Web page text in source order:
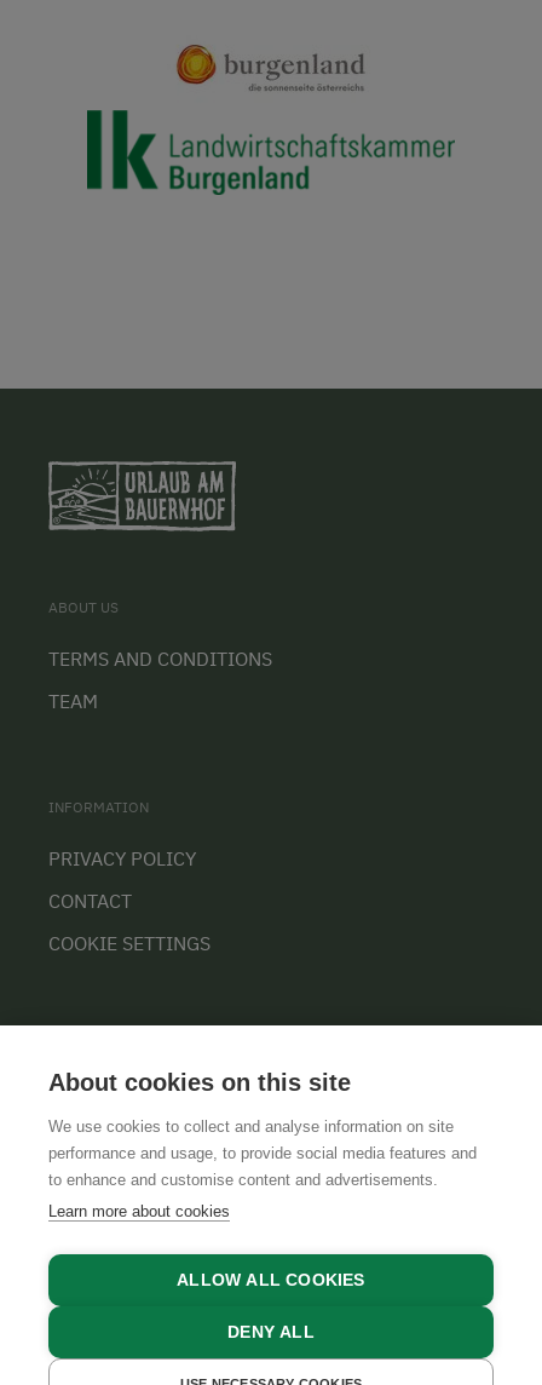
ABOUT US
TERMS AND CONDITIONS
TEAM
INFORMATION
PRIVACY POLICY
CONTACT
COOKIE SETTINGS
GTCSLEGAL NOTICEDATA PROTECTION
About cookies on this site
We use cookies to collect and analyse information on site
performance and usage, to provide social media features and
to enhance and customise content and advertisements.
Learn more about cookies
ALLOW ALL COOKIES
DENY ALL